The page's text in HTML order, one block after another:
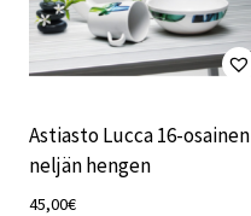
Astiasto Lucca 16-osainen
neljän hengen
45,00€